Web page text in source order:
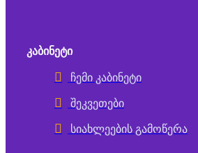
ᲙᲐᲑᲘᲜᲔᲢᲘ
ჩემი კაბინეტი
შეკვეთები
სიახლეების გამოწერა